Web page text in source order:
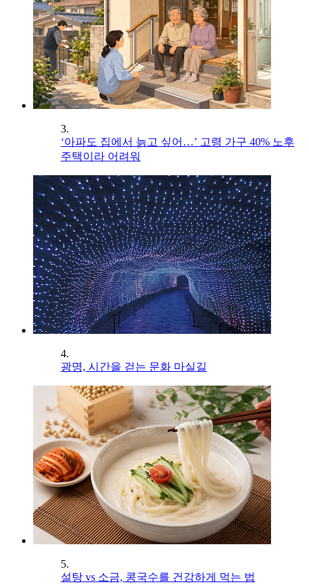
3.
‘아파도 집에서 늙고 싶어…’ 고령 가구 40% 노후
주택이라 어려워
4.
광명, 시간을 걷는 문화 마실길
5.
설탕 vs 소금, 콩국수를 건강하게 먹는 법